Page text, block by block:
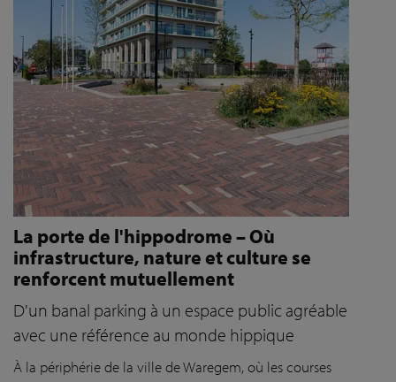
La porte de l'hippodrome – Où
infrastructure, nature et culture se
renforcent mutuellement
D'un banal parking à un espace public agréable
avec une référence au monde hippique
À la périphérie de la ville de Waregem, où les courses